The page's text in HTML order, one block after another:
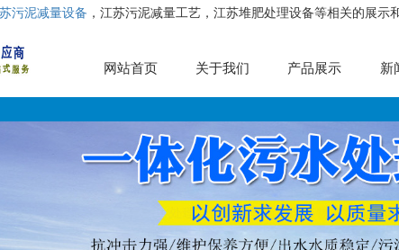
污泥减量设备 ，江苏污泥减量工艺，江苏堆肥处理设备等相关的展示
网站首页 关于我们 产品展示 新